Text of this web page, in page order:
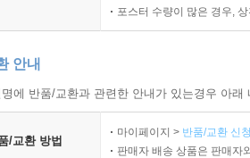
포스터 수량이 많은 경우,
안내
에 반품/교환과 관련한 안내가 있는경우 아
/교환 방법
마이페이지 > 반품/교환 신
판매자 배송 상품은 판매자